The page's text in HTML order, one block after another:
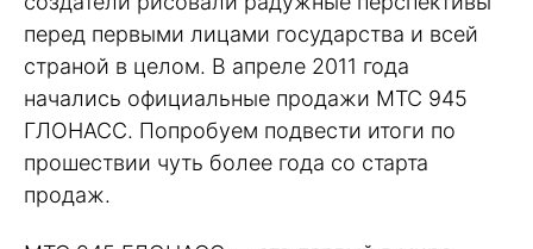
перед первыми лицами государства и всей
страной в целом. В апреле 2011 года
начались официальные продажи МТС 945
ГЛОНАСС. Попробуем подвести итоги по
прошествии чуть более года со старта
продаж.